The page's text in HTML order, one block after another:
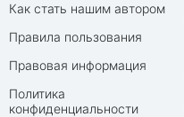
Как стать нашим автором
Правила пользования
Правовая информация
Политика
конфиденциальности